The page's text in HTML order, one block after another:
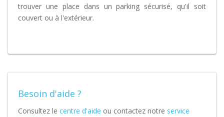
trouver une place dans un parking sécurisé, qu'il soit
couvert ou à l'extérieur.
Besoin d'aide ?
Consultez le centre d'aide ou contactez notre service